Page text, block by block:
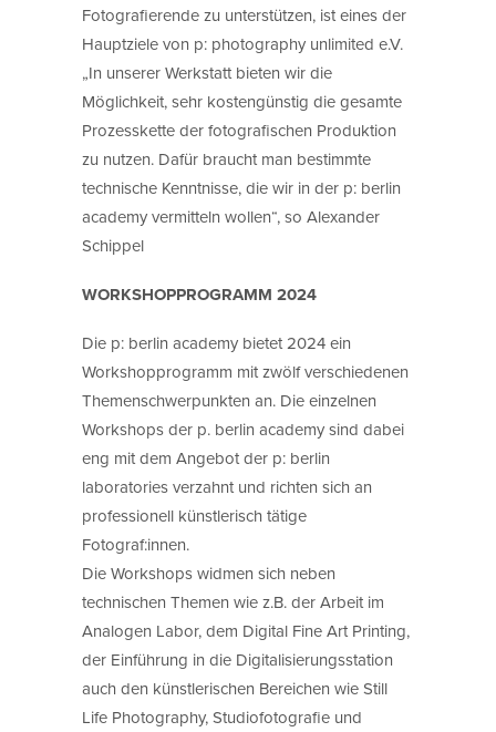
Fotografierende zu unterstützen, ist eines der
Hauptziele von p: photography unlimited e.V.
„In unserer Werkstatt bieten wir die
Möglichkeit, sehr kostengünstig die gesamte
Prozesskette der fotografischen Produktion
zu nutzen. Dafür braucht man bestimmte
technische Kenntnisse, die wir in der p: berlin
academy vermitteln wollen“, so Alexander
Schippel
WORKSHOPPROGRAMM 2024
Die p: berlin academy bietet 2024 ein
Workshopprogramm mit zwölf verschiedenen
Themenschwerpunkten an. Die einzelnen
Workshops der p. berlin academy sind dabei
eng mit dem Angebot der p: berlin
laboratories verzahnt und richten sich an
professionell künstlerisch tätige
Fotograf:innen.
Die Workshops widmen sich neben
technischen Themen wie z.B. der Arbeit im
Analogen Labor, dem Digital Fine Art Printing,
der Einführung in die Digitalisierungsstation
auch den künstlerischen Bereichen wie Still
Life Photography, Studiofotografie und